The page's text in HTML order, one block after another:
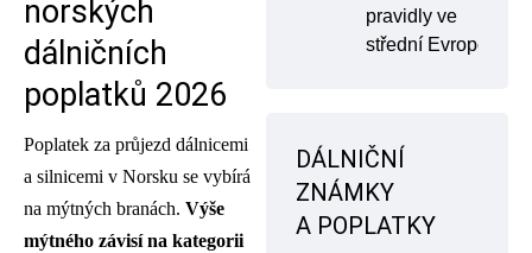
norských
dálničních
poplatků 2026
Poplatek za průjezd dálnicemi
a silnicemi v Norsku se vybírá
na mýtných branách. Výše
mýtného závisí na kategorii
pravidly ve
střední Evropě
DÁLNIČNÍ
ZNÁMKY
A POPLATKY